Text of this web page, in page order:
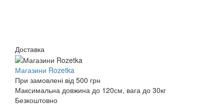
Доставка
Магазини Rozetka
При замовлені від 500 грн
Максимальна довжина до 120см, вага до 30кг
Безкоштовно